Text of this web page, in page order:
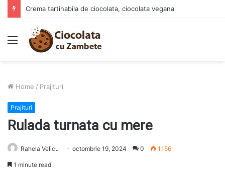
Crema tartinabila de ciocolata, ciocolata vegana
Menu
Home / Prajituri
Prajituri
Rulada turnata cu mere
Rahela Velicu octombrie 19, 2024 0 1.156
1 minute read